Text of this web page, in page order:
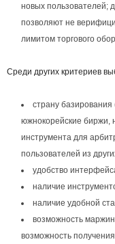
новых пользователей;
позволяют не
лимитом торгового
Среди других критериев
страну
южнокорейские биржи,
инструмента для
пользователей из
удобство
наличие
наличие удобной
возможность
возможность